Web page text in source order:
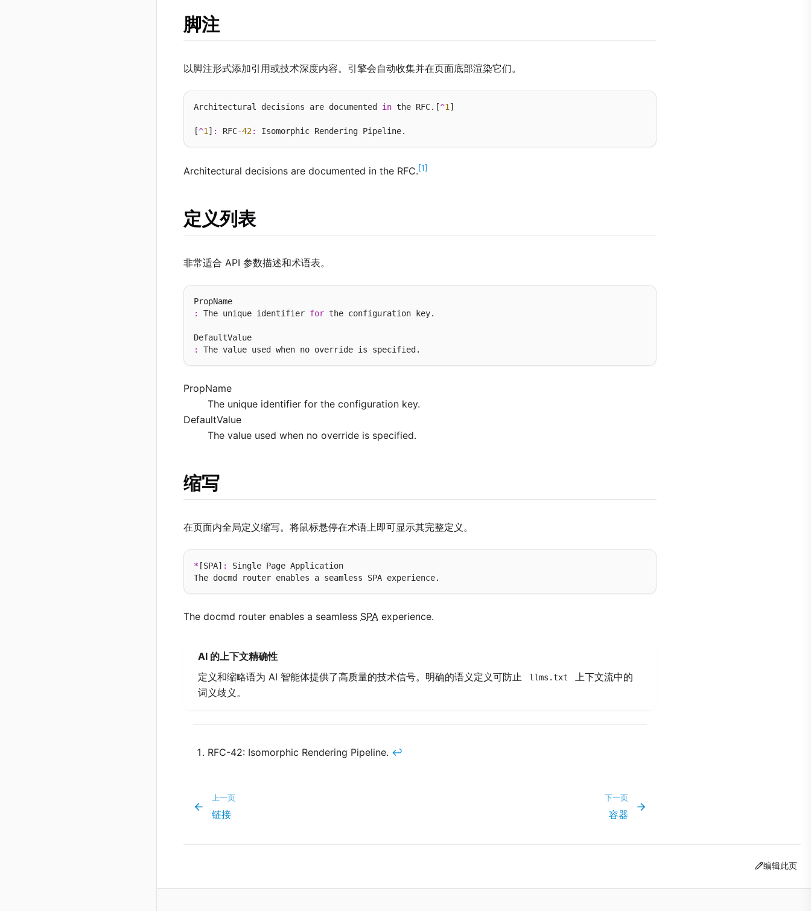
脚注
以脚注形式添加引用或技术深度内容。引擎会自动收集并在页面底部渲染它们。
Architectural decisions are documented in the RFC.[^1 ]
[^1 ] : RFC-42:
Architectural decisions are documented in the RFC.[1]
定义列表
非常适合 API 参数描述和术语表。
:
The unique identifier for the configuration key.
:
PropName
The unique identifier for the configuration key.
DefaultValue
The value used when no override is specified.
缩写
在页面内全局定义缩写。将鼠标悬停在术语上即可显示其完整定义。
* [SPA] :
Single Page Application
The docmd router enables a seamless SPA experience.
AI 的上下文精确性
定义和缩略语为 AI 智能体提供了高质量的技术信号。明确的语义定义可防止
llms.txt
上下文流中的
词义歧义。
RFC-42: Isomorphic Rendering Pipeline. ↩︎
上一页
链接
下一页
容器
编辑此页